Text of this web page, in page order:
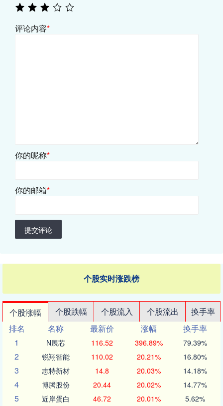
评论内容*
你的昵称*
你的邮箱*
提交评论
个股实时涨跌榜
个股涨幅 个股跌幅 个股流入 个股流出
换手率
排名
名称 最新价 涨幅
换手率
1
N展芯 116.52 396.89% 79.39%
2 锐翔智能 110.02 20.21% 16.80%
3 志特新材 14.8 20.03% 14.18%
4 博腾股份 20.44 20.02% 14.77%
5 近岸蛋白 46.72 20.01% 5.62%